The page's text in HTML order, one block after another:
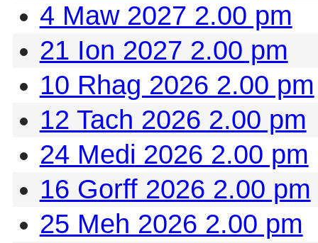
4 Maw 2027 2.00 pm
21 Ion 2027 2.00 pm
10 Rhag 2026 2.00 pm
12 Tach 2026 2.00 pm
24 Medi 2026 2.00 pm
16 Gorff 2026 2.00 pm
25 Meh 2026 2.00 pm